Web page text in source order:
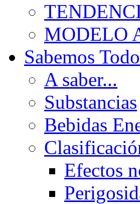
MODELO
Sabemos
A saber...
Substancias
Bebidas
Efectos